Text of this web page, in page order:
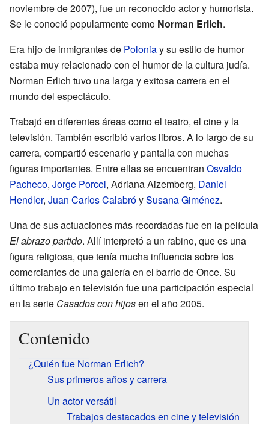
noviembre de 2007), fue un reconocido actor y humorista.
Se le conoció popularmente como Norman Erlich.
Era hijo de inmigrantes de Poloniay su estilo de humor
estaba muy relacionado con el humor de la cultura judía.
Norman Erlich tuvo una larga y exitosa carrera en el
mundo del espectáculo.
Trabajó en diferentes áreas como el teatro, el cine y la
televisión. También escribió varios libros. A lo largo de su
carrera, compartió escenario y pantalla con muchas
figuras importantes. Entre ellas se encuentran Osvaldo
Pacheco, Jorge Porcel, Adriana Aizemberg, Daniel
Hendler, Juan Carlos CalabróySusana Giménez.
Una de sus actuaciones más recordadas fue en la película
El abrazo partido. Allí interpretó a un rabino, que es una
figura religiosa, que tenía mucha influencia sobre los
comerciantes de una galería en el barrio de Once. Su
último trabajo en televisión fue una participación especial
en la serie Casados con hijosen el año 2005.
Contenido
¿Quién fue Norman Erlich?
Sus primeros años y carrera
Un actor versátil
Trabajos destacados en cine y televisión